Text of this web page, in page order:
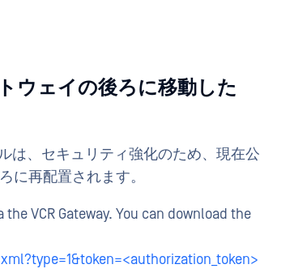
ウェイの後ろに移動した
は、セキュリティ強化のため、現在公
に再配置されます。
VCR Gateway. You can download the